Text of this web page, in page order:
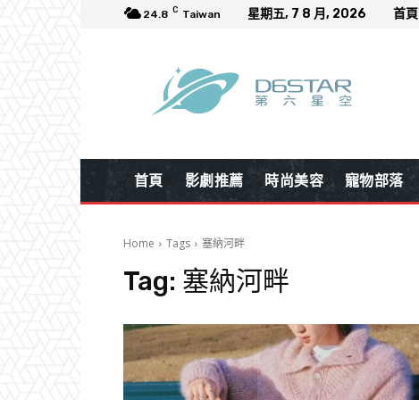
24.8 C Taiwan 星期五, 7 8 月, 2026 首頁
首頁 影劇推薦 時尚美容 寵物部落
Home Tags 塞納河畔
Tag: 塞納河畔